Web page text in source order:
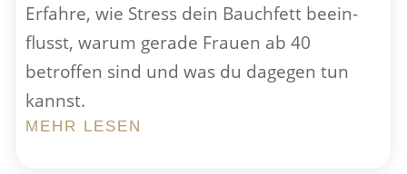
Erfahre, wie Stress dein Bauch­fett bee­in­
flusst, warum gerade Frauen ab 40
betroffen sind und was du dagegen tun
kannst.
MEHR LESEN